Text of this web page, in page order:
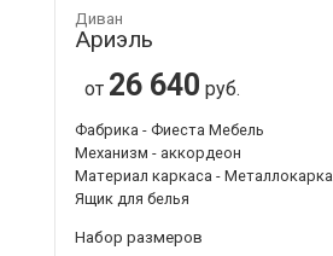
Диван
Ариэль
от 26 640 руб.
Фабрика - Фиеста Мебель
Механизм - аккордеон
Материал каркаса -
Ящик для белья
Набор размеров